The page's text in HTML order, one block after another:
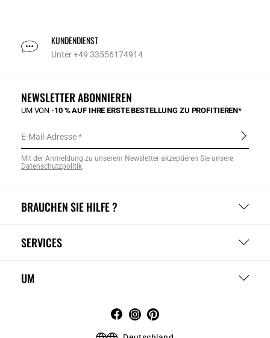
KUNDENDIENST
Unter +49 33556174914
BRAUCHEN SIE HILFE ?
SERVICES
UM
NEWSLETTER ABONNIEREN
UM VON-10 % AUF IHRE ERSTE BESTELLUNG ZU PROFITIEREN*
E-Mail-Adresse
Mit der Anmeldung zu unserem Newsletter akzeptieren Sie unsere
Datenschutzpolitik.